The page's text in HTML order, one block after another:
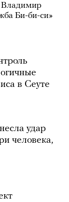
Владимир
Би-би-си»
в Сеуте
удар
человека,